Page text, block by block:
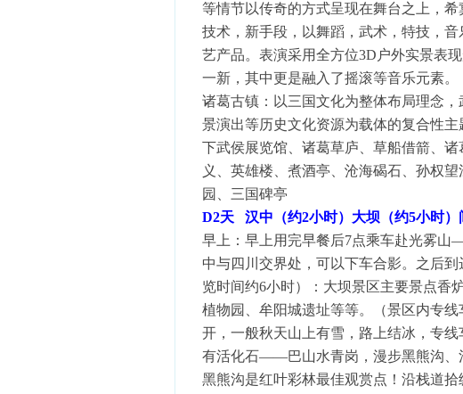
等情节以传奇的方式呈现在舞台之上，
技术，新手段，以舞蹈，武术，特技，
艺产品。表演采用全方位3D户外实景表
一新，其中更是融入了摇滚等音乐元素。
诸葛古镇：以三国文化为整体布局理念
景演出等历史文化资源为载体的复合性
下武侯展览馆、诸葛草庐、草船借箭、
义、英雄楼、煮酒亭、沧海碣石、孙权
园、三国碑亭
D2天 汉中（约2小时）大坝（约5小时）
早上：早上用完早餐后7点乘车赴光雾山
中与四川交界处，可以下车合影。之后
览时间约6小时）：大坝景区主要景点香
植物园、牟阳城遗址等等。（景区内专
开，一般秋天山上有雪，路上结冰，专
有活化石——巴山水青岗，漫步黑熊沟、
黑熊沟是红叶彩林最佳观赏点！沿栈道